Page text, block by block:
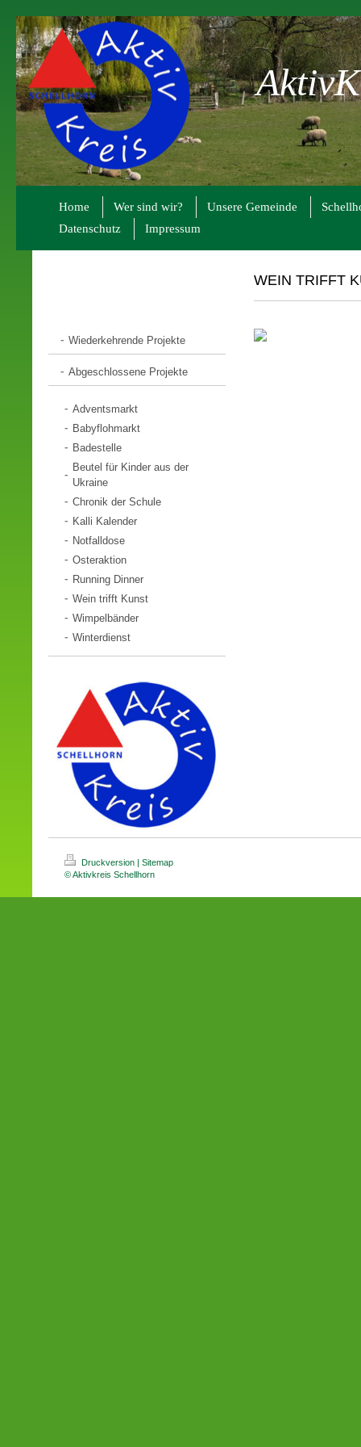
Home Wer sind wir? Unsere Gemeinde
Datenschutz
Impressum
Wiederkehrende Projekte
Abgeschlossene Projekte
Adventsmarkt
Babyflohmarkt
Badestelle
Beutel für Kinder aus der
Ukraine
Chronik der Schule
Kalli Kalender
Notfalldose
Osteraktion
Running Dinner
Wein trifft Kunst
Wimpelbänder
Winterdienst
WEIN TRIFFT
Druckversion | Sitemap
© Aktivkreis Schellhorn